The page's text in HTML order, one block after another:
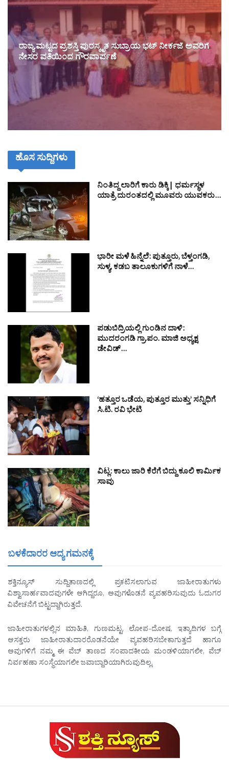
ರಾಜ್ಯ ಮಟ್ಟದ ಪ್ರಶಸ್ತಿ ಪುರಸ್ಕೃತ ಸುಬ್ರಾಯ ಭಟ್ ನೀರ್ಕಜೆ ಅವರಿಗೆ
ನೇಸರ ವತಿಯಿಂದ ಗೌರವಾರ್ಪಣೆ
ಹೊಸ ಸುದ್ದಿಗಳು
ನಿಂತಿದ್ದ ಲಾರಿಗೆ ಕಾರು ಡಿಕ್ಕಿ| ಧರ್ಮಸ್ಥಳ
ಯಾತ್ರೆ ದುರಂತದಲ್ಲಿ ಮೂವರು ಯುವಕರು…
ಭಾರೀ ಮಳೆ ಹಿನ್ನೆಲೆ: ಪುತ್ತೂರು, ಬೆಳ್ತಂಗಡಿ,
ಸುಳ್ಯ, ಕಡಬ ತಾಲೂಕುಗಳಿಗೆ ನಾಳೆ…
ಪಡುಬಿದ್ರಿಯಲ್ಲಿ ಗುಂಡಿನ ದಾಳಿ:
ಮುದರಂಗಡಿ ಗ್ರಾ.ಪಂ. ಮಾಜಿ ಅಧ್ಯಕ್ಷ
ಡೇವಿಡ್…
‘ಹತ್ತೂರ ಒಡೆಯ, ಪುತ್ತೂರ ಮುತ್ತು’ ಸನ್ನಿಧಿಗೆ
ಸಿ.ಟಿ. ರವಿ ಭೇಟಿ
ವಿಟ್ಲ: ಕಾಲು ಜಾರಿ ಕೆರೆಗೆ ಬಿದ್ದು ಕೂಲಿ ಕಾರ್ಮಿಕ
ಸಾವು
ಬಳಕೆದಾರರ ಆದ್ಯ ಗಮನಕ್ಕೆ
ಶಕ್ತಿನ್ಯೂಸ್ ಸುದ್ದಿತಾಣದಲ್ಲಿ ಪ್ರಕಟಿಸಲಾಗುವ ಜಾಹೀರಾತುಗಳು
ವಿಶ್ವಾಸಾರ್ಹವಾದವುಗಳೇ ಆಗಿದ್ದರೂ, ಅವುಗಳೊಡನೆ ವ್ಯವಹರಿಸುವುದು ಓದುಗರ
ವಿವೇಚನೆಗೆ ಬಿಟ್ಟದ್ದಾಗಿರುತ್ತದೆ.
ಜಾಹೀರಾತುಗಳಲ್ಲಿನ ಮಾಹಿತಿ, ಗುಣಮಟ್ಟ, ಲೋಪ-ದೋಷ, ಇತ್ಯಾದಿಗಳ ಬಗ್ಗೆ
ಆಸಕ್ತರು ಜಾಹೀರಾತುದಾರರೊಡನೆಯೇ ವ್ಯವಹರಿಸಬೇಕಾಗುತ್ತದೆ ಹಾಗೂ
ಅವುಗಳಿಗೆ ನಮ್ಮ ಈ ವೆಬ್ ತಾಣದ ಸಂಪಾದಕೀಯ ಮಂಡಳಿಯಾಗಲೀ, ವೆಬ್
ನಿರ್ವಹಣಾ ಸಂಸ್ಥೆಯಾಗಲೀ ಜವಾಬ್ದಾರಿಯಾಗಿರುವುದಿಲ್ಲ.